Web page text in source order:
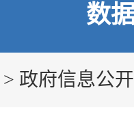
数
> 政府信息公